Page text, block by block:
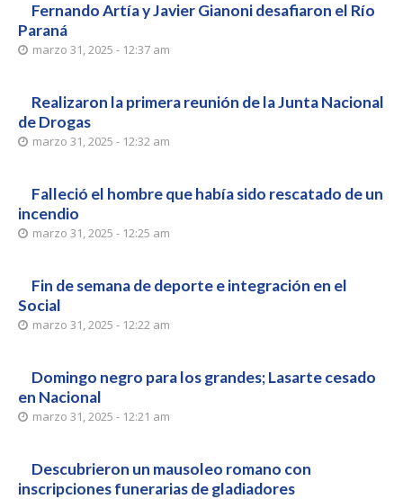
Fernando Artía y Javier Gianoni desafiaron el Río
Paraná
marzo 31, 2025 - 12:37 am
Realizaron la primera reunión de la Junta Nacional
de Drogas
marzo 31, 2025 - 12:32 am
Falleció el hombre que había sido rescatado de un
incendio
marzo 31, 2025 - 12:25 am
Fin de semana de deporte e integración en el
Social
marzo 31, 2025 - 12:22 am
Domingo negro para los grandes; Lasarte cesado
en Nacional
marzo 31, 2025 - 12:21 am
Descubrieron un mausoleo romano con
inscripciones funerarias de gladiadores